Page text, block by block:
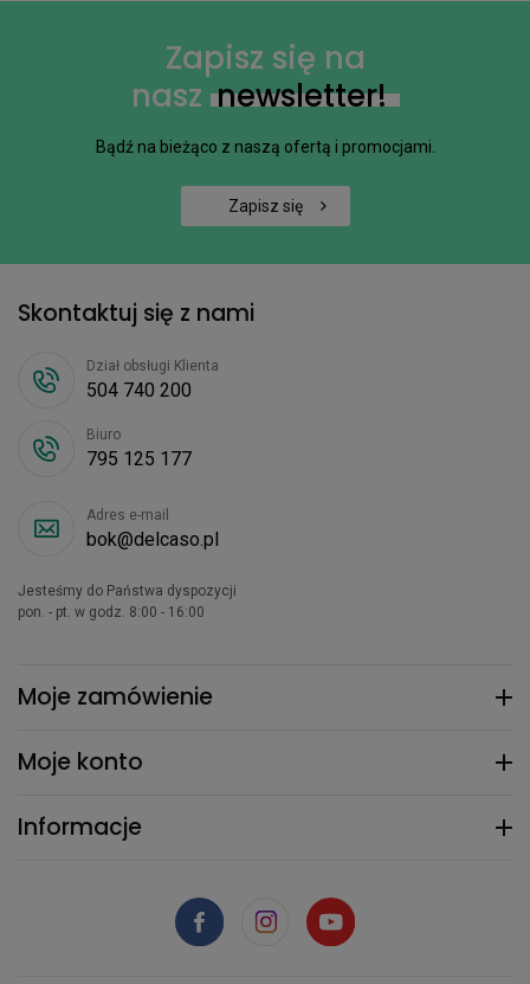
Zapisz się na
nasz newsletter!
Bądź na bieżąco z naszą ofertą i promocjami.
Zapisz się
Moje zamówienie
Moje konto
Informacje
Skontaktuj się z nami
Dział obsługi Klienta
504 740 200
Biuro
795 125 177
Adres e-mail
bok@delcaso.pl
Jesteśmy do Państwa dyspozycji
pon. - pt. w godz. 8:00 - 16:00